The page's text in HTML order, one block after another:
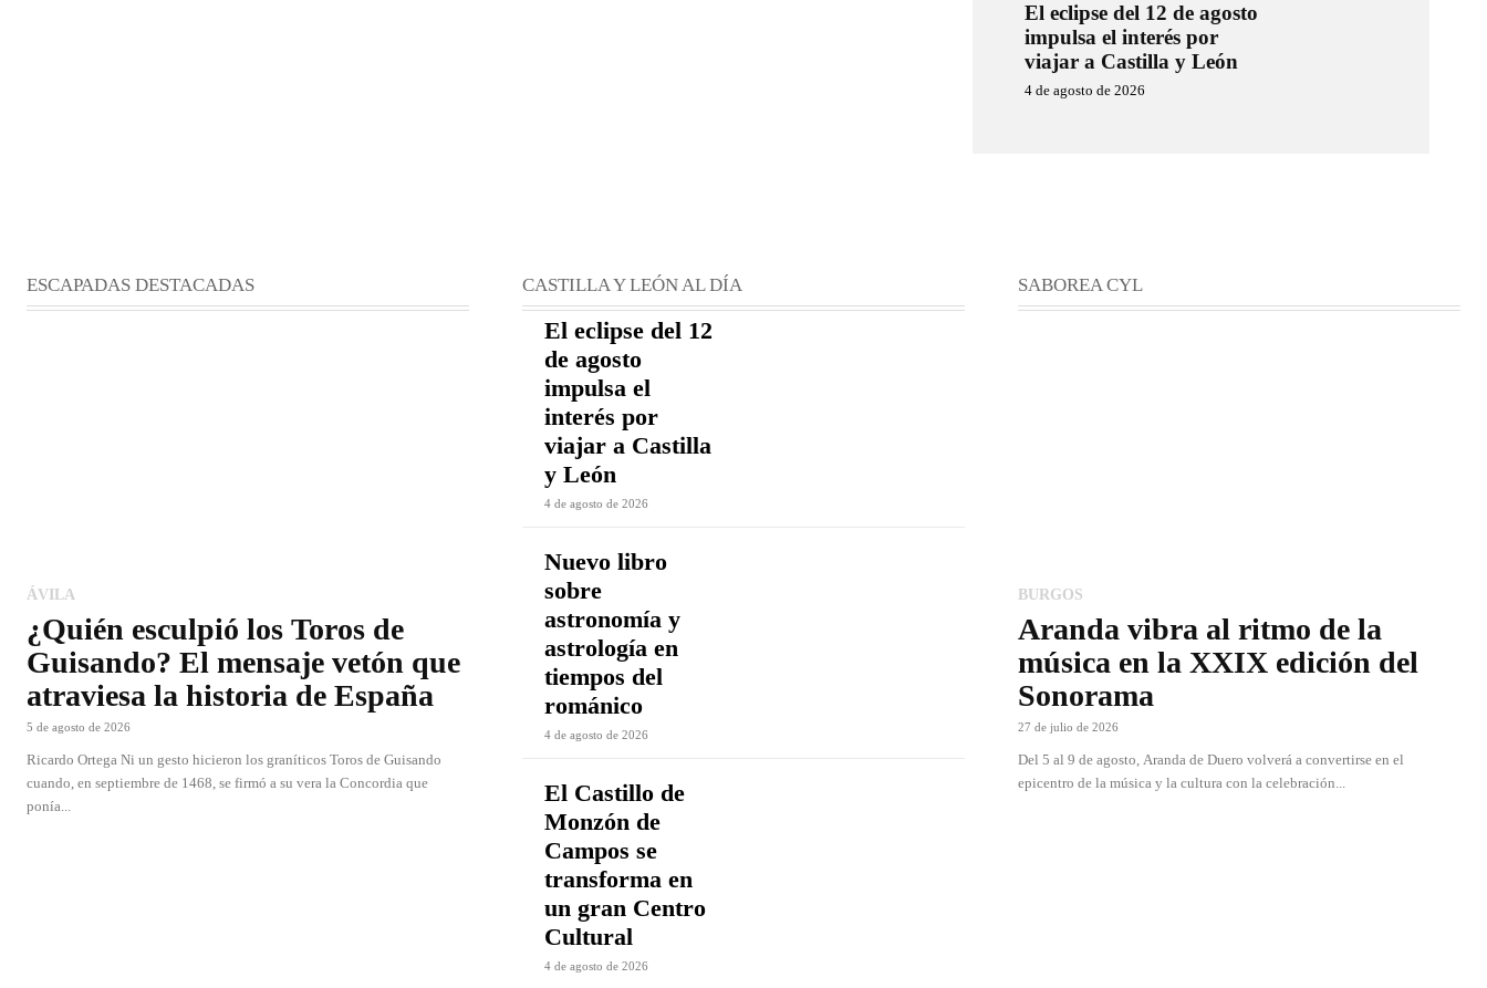
El eclipse del 12 de agosto
impulsa el interés por
viajar a Castilla y León
4 de agosto de 2026
ESCAPADAS DESTACADAS
ÁVILA
¿Quién esculpió los Toros de
Guisando? El mensaje vetón que
atraviesa la historia de España
5 de agosto de 2026
Ricardo Ortega Ni un gesto hicieron los graníticos Toros de Guisando
cuando, en septiembre de 1468, se firmó a su vera la Concordia que
ponía...
CASTILLA Y LEÓN AL DÍA
El eclipse del 12
de agosto
impulsa el
interés por
viajar a Castilla
y León
4 de agosto de 2026
Nuevo libro
sobre
astronomía y
astrología en
tiempos del
románico
4 de agosto de 2026
El Castillo de
Monzón de
Campos se
transforma en
un gran Centro
Cultural
4 de agosto de 2026
SABOREA CYL
BURGOS
Aranda vibra al ritmo de la
música en la XXIX edición del
Sonorama
27 de julio de 2026
Del 5 al 9 de agosto, Aranda de Duero volverá a convertirse en el
epicentro de la música y la cultura con la celebración...